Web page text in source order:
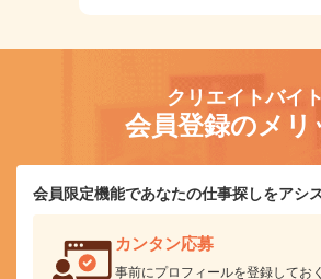
クリエイトバイト
会員登録のメリ
会員限定機能であなたの仕事探しをアシ
カンタン応募
事前にプロフィールを登録してお